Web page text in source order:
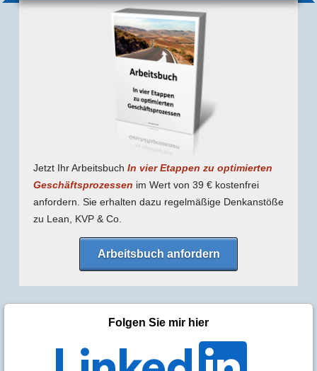
Jetzt Ihr Arbeitsbuch In vier Etappen zu optimierten
Geschäfts­prozessen im Wert von 39 € kostenfrei
anfordern. Sie erhalten dazu regel­mäßige Denk­anstöße
zu Lean, KVP & Co.
Arbeitsbuch anfordern
Folgen Sie mir hier